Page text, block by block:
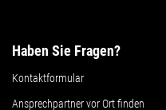
Haben Sie Fragen?
Kontaktformular
Ansprechpartner vor Ort finden